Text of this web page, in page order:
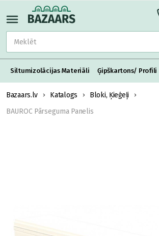
Siltumizolācijas Materiāli Ģipškartons/ Profili
Bazaars.lv Katalogs
Bloki, Ķieģeļi
BAUROC Pārseguma Panelis